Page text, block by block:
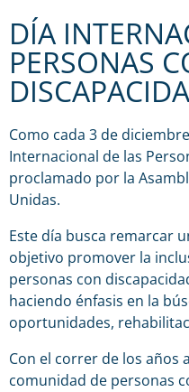
DÍA
PERSONAS
Como cada 3 de
Internacional de las
proclamado por la
Unidas.
Este día busca remarcar
objetivo promover la
personas con
haciendo énfasis en la
oportunidades,
Con el correr de los años
comunidad de personas